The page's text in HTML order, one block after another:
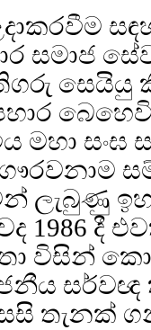
සමාජ
මහා සංඝ
ලැබුණු
1986 දී
විසින්
සර්වඥ
තැනක්